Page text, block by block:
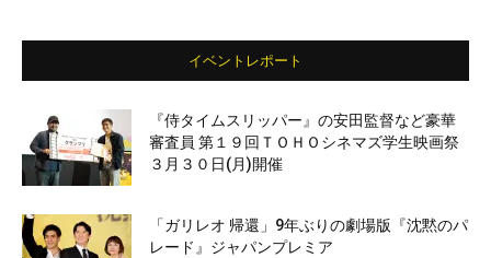
イベントレポート
『侍タイムスリッパー』の安田監督など豪華
審査員 第１９回ＴＯＨＯシネマズ学生映画祭
３月３０日(月)開催
「ガリレオ 帰還」9年ぶりの劇場版『沈黙のパ
レード』ジャパンプレミア